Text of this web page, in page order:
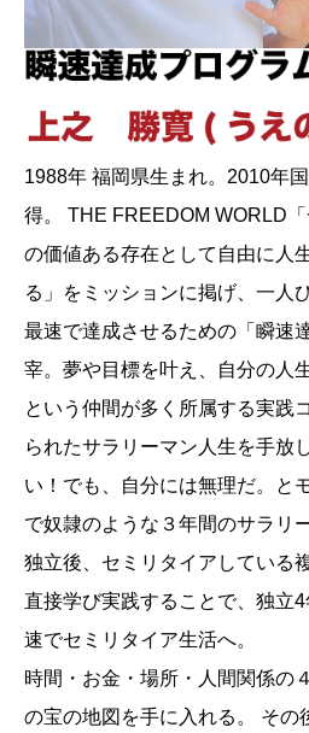
1988年 福岡県生まれ。2010年
得。 THE FREEDOM WORLD
の価値ある存在として自由に人
る」をミッションに掲げ、一人
最速で達成させるための「瞬速
宰。夢や目標を叶え、自分の人
という仲間が多く所属する実践
られたサラリーマン人生を手放
い！でも、自分には無理だ。と
で奴隷のような３年間のサラリ
独立後、セミリタイアしている
直接学び実践することで、独立
速でセミリタイア生活へ。
時間・お金・場所・人間関係の
の宝の地図を手に入れる。 その